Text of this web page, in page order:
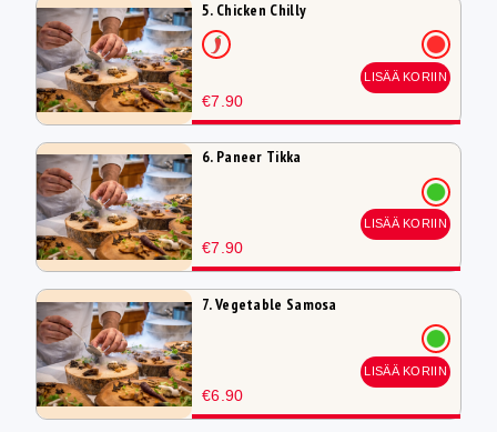
5. Chicken Chilly
€7.90
LISÄÄ KORIIN
6. Paneer Tikka
€7.90
LISÄÄ KORIIN
7. Vegetable Samosa
€6.90
LISÄÄ KORIIN